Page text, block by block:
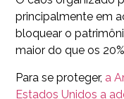
principalmente em
bloquear o
maior do que os
Para se proteger, a
Estados Unidos a